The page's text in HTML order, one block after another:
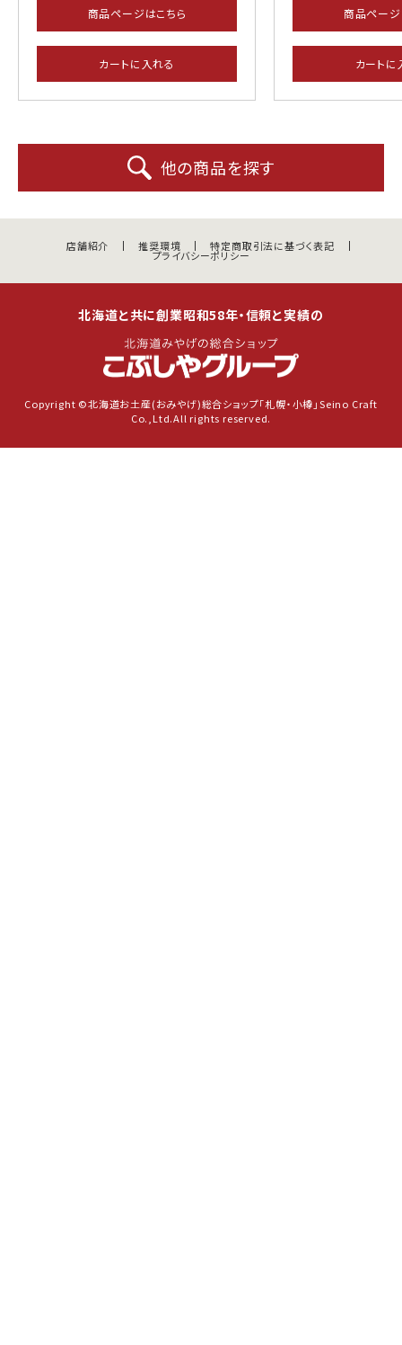
商品ページはこちら
カートに入れる
商品ページ
カートに
他の商品を探す
店舗紹介 推奨環境 特定商取引法に基づく表記
プライバシーポリシー
北海道と共に創業昭和58年・信頼と実績の
Copyright ©北海道お土産(おみやげ)総合ショップ「札幌・小樽」Seino Craft
Co.,Ltd.All rights reserved.